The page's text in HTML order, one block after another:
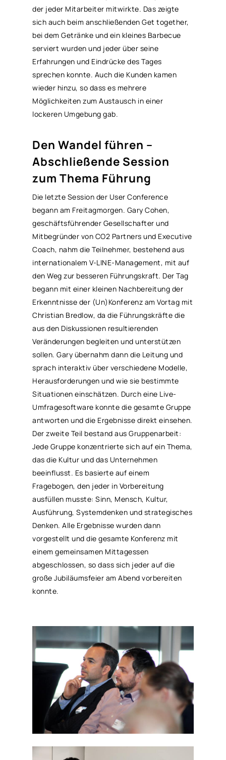
der jeder Mitarbeiter mitwirkte. Das zeigte
sich auch beim anschließenden Get together,
bei dem Getränke und ein kleines Barbecue
serviert wurden und jeder über seine
Erfahrungen und Eindrücke des Tages
sprechen konnte. Auch die Kunden kamen
wieder hinzu, so dass es mehrere
Möglichkeiten zum Austausch in einer
lockeren Umgebung gab.
Den Wandel führen –
Abschließende Session
zum Thema Führung
Die letzte Session der User Conference
begann am Freitagmorgen. Gary Cohen,
geschäftsführender Gesellschafter und
Mitbegründer von CO2 Partners und Executive
Coach, nahm die Teilnehmer, bestehend aus
internationalem V-LINE-Management, mit auf
den Weg zur besseren Führungskraft. Der Tag
begann mit einer kleinen Nachbereitung der
Erkenntnisse der (Un)Konferenz am Vortag mit
Christian Bredlow, da die Führungskräfte die
aus den Diskussionen resultierenden
Veränderungen begleiten und unterstützen
sollen. Gary übernahm dann die Leitung und
sprach interaktiv über verschiedene Modelle,
Herausforderungen und wie sie bestimmte
Situationen einschätzen. Durch eine Live-
Umfragesoftware konnte die gesamte Gruppe
antworten und die Ergebnisse direkt einsehen.
Der zweite Teil bestand aus Gruppenarbeit:
Jede Gruppe konzentrierte sich auf ein Thema,
das die Kultur und das Unternehmen
beeinflusst. Es basierte auf einem
Fragebogen, den jeder in Vorbereitung
ausfüllen musste: Sinn, Mensch, Kultur,
Ausführung, Systemdenken und strategisches
Denken. Alle Ergebnisse wurden dann
vorgestellt und die gesamte Konferenz mit
einem gemeinsamen Mittagessen
abgeschlossen, so dass sich jeder auf die
große Jubiläumsfeier am Abend vorbereiten
konnte.